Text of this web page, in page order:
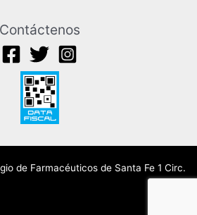
Contáctenos
de Farmacéuticos de Santa Fe 1 Circ.